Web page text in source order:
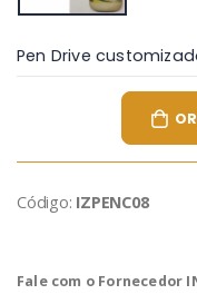
Pen Drive
Código: IZPENC08
Fale com o Fornecedor